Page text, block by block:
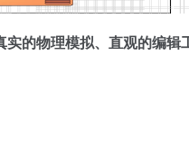
的物理模拟、直观的编